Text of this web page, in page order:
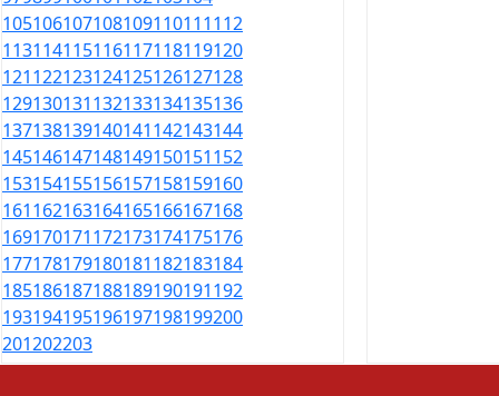
105106107108109110111112
113114115116117118119120
121122123124125126127128
129130131132133134135136
137138139140141142143144
145146147148149150151152
153154155156157158159160
161162163164165166167168
169170171172173174175176
177178179180181182183184
185186187188189190191192
193194195196197198199200
201202203